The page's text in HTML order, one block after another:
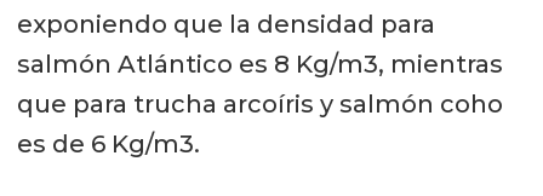
exponiendo que la densidad para
salmón Atlántico es 8 Kg/m3, mientras
que para trucha arcoíris y salmón coho
es de 6 Kg/m3.